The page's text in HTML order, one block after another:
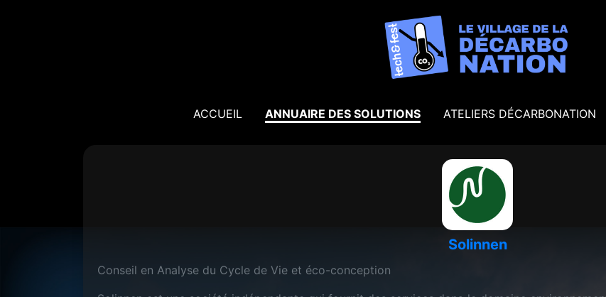
ACCUEIL ANNUAIRE DES SOLUTIONS ATELIERS DÉCARBONATION
Solinnen
Conseil en Analyse du Cycle de Vie et éco-conception